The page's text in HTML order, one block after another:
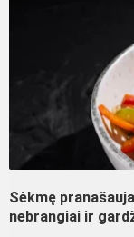
Sėkmę
nebrangiai ir